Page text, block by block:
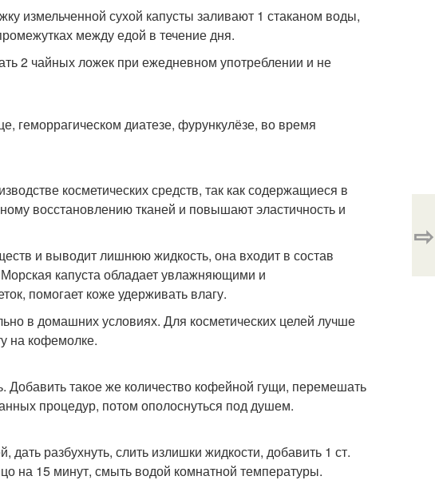
измельченной сухой капусты заливают 1 стаканом воды,
между едой в течение дня.
2 чайных ложек при ежедневном употреблении и не
геморрагическом диатезе, фурункулёзе, во время
косметических средств, так как содержащиеся в
восстановлению тканей и повышают эластичность и
и выводит лишнюю жидкость, она входит в состав
капуста обладает увлажняющими и
помогает коже удерживать влагу.
в домашних условиях. Для косметических целей лучше
на кофемолке.
Добавить такое же количество кофейной гущи, перемешать
процедур, потом ополоснуться под душем.
разбухнуть, слить излишки жидкости, добавить 1 ст.
на 15 минут, смыть водой комнатной температуры.
⇨